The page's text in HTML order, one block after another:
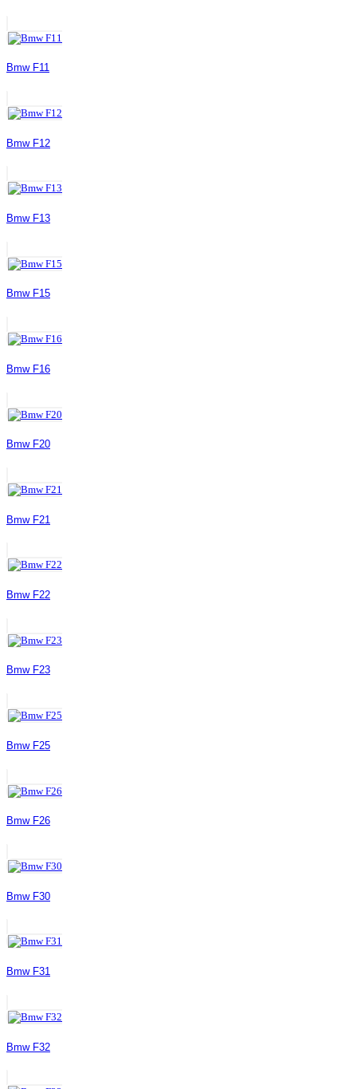
Bmw F11
Bmw F12
Bmw F13
Bmw F15
Bmw F16
Bmw F20
Bmw F21
Bmw F22
Bmw F23
Bmw F25
Bmw F26
Bmw F30
Bmw F31
Bmw F32